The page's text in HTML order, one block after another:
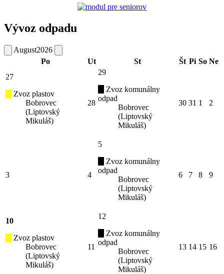
Vývoz odpadu
August2026
Po
Ut St Št Pi So Ne
27
Zvoz plastov
Bobrovec
(Liptovský
Mikuláš)
28
29
Zvoz komunálny
odpad
Bobrovec
(Liptovský
Mikuláš)
30 31 1 2
3 4
5
Zvoz komunálny
odpad
Bobrovec
(Liptovský
Mikuláš)
6 7 8 9
10
Zvoz plastov
Bobrovec
(Liptovský
Mikuláš)
11
12
Zvoz komunálny
odpad
Bobrovec
(Liptovský
Mikuláš)
13 14 15 16